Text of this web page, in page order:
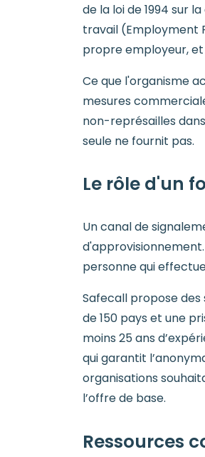
de la loi de 1994 sur
travail (Employment
propre employeur, et
Ce que l'organisme
mesures
non-représailles
seule ne fournit pas.
Le rôle d'un
Un canal de
personne qui
Safecall propose
de 150 pays et une
moins 25 ans
qui garantit
organisations
l’offre de base.
Ressources